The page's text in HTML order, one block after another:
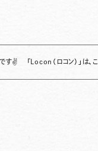
（ロコン）」は、これまでに全